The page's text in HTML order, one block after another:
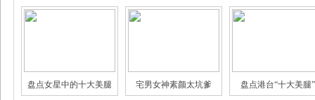
盘点女星中的十大美腿 宅男女神素颜太坑爹 盘点港台“十大美腿”